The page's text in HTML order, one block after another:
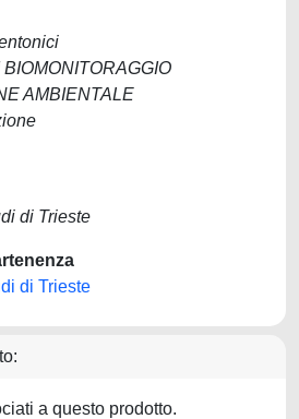
AMBIENTALE
di Trieste
di Trieste
a questo prodotto.